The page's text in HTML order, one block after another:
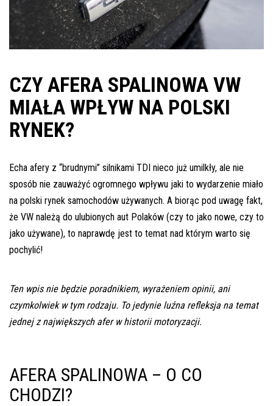
Pomoc w znalezieniu auta w Polsce
Wyszukiwanie samochodu w ogłoszeniach
Referencje
Blog
Kontakt
Zamów inspekcję
505
483
969
inspekcje.pl
26-
600
Mazowieckie
CZY AFERA SPALINOWA VW
MIAŁA WPŁYW NA POLSKI
RYNEK?
Echa afery z “brudnymi” silnikami TDI nieco już umilkły, ale nie
sposób nie zauważyć ogromnego wpływu jaki to wydarzenie miało
na polski rynek samochodów używanych. A biorąc pod uwagę fakt,
że VW należą do ulubionych aut Polaków (czy to jako nowe, czy to
jako używane), to naprawdę jest to temat nad którym warto się
pochylić!
Ten wpis nie będzie poradnikiem, wyrażeniem opinii, ani
czymkolwiek w tym rodzaju. To jedynie luźna refleksja na temat
jednej z największych afer w historii motoryzacji.
AFERA SPALINOWA – O CO
CHODZI?